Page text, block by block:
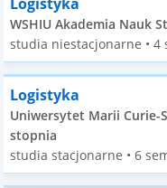
WSHIU Akademia Nauk
studia niestacjonarne • 4
Logistyka
Uniwersytet Marii Curie-
stopnia
studia stacjonarne • 6